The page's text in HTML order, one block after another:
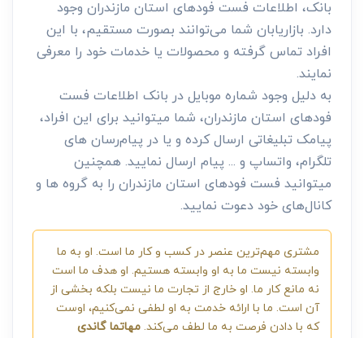
بانک، اطلاعات فست فود‌های استان مازندران وجود
دارد. بازاریابان شما می‌توانند بصورت مستقیم، با این
افراد تماس گرفته و محصولات یا خدمات خود را معرفی
نمایند.
به دلیل وجود شماره موبایل در بانک اطلاعات فست
فود‌های استان مازندران، شما میتوانید برای این افراد،
پیامک تبلیغاتی ارسال کرده و یا در پیام‌رسان های
تلگرام، واتساپ و ... پیام ارسال نمایید. همچنین
میتوانید فست فود‌های استان مازندران را به گروه ها و
کانال‌های خود دعوت نمایید.
مشتری مهم‌ترین عنصر در کسب و کار ما است. او به ما
وابسته نیست ما به او وابسته هستیم. او هدف ما است
نه مانع کار ما. او خارج از تجارت ما نیست بلکه بخشی از
آن است. ما با ارائه خدمت به او لطفی نمی‌کنیم، اوست
که با دادن فرصت به ما لطف می‌کند. مهاتما گاندی